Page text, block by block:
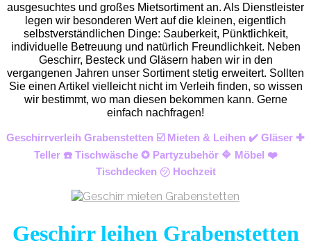
ausgesuchtes und großes Mietsortiment an. Als Dienstleister
legen wir besonderen Wert auf die kleinen, eigentlich
selbstverständlichen Dinge: Sauberkeit, Pünktlichkeit,
individuelle Betreuung und natürlich Freundlichkeit. Neben
Geschirr, Besteck und Gläsern haben wir in den
vergangenen Jahren unser Sortiment stetig erweitert. Sollten
Sie einen Artikel vielleicht nicht im Verleih finden, so wissen
wir bestimmt, wo man diesen bekommen kann. Gerne
einfach nachfragen!
Geschirrverleih Grabenstetten ☑️ Mieten & Leihen ✔️ Gläser ✚
Teller ☎️ Tischwäsche ✪ Partyzubehör 🔷 Möbel ❤️
Tischdecken ㋡ Hochzeit
Geschirr leihen Grabenstetten